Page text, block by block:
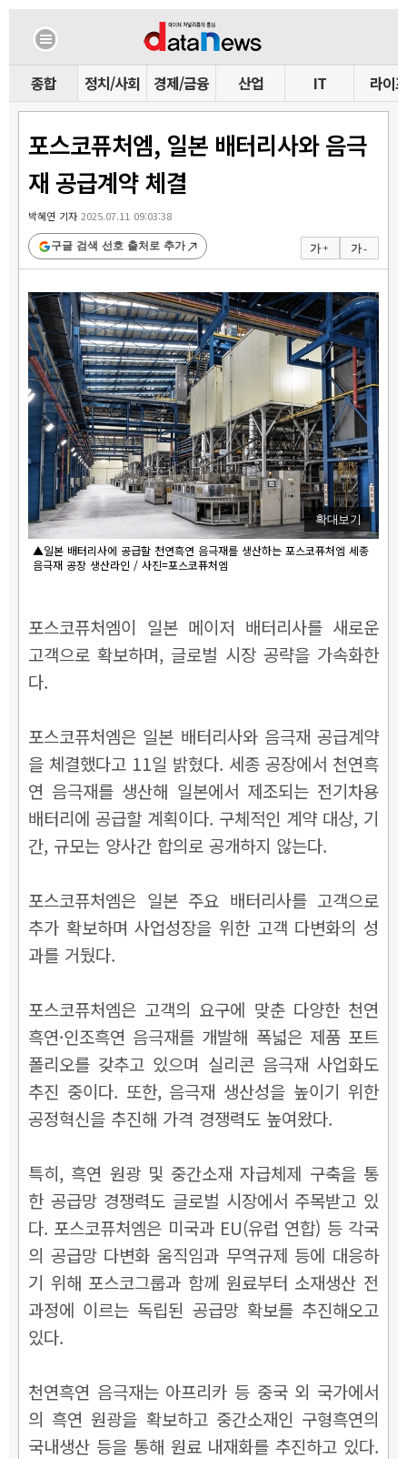
종합 정치/사회 경제/금융 산업 IT 라이프
포스코퓨처엠, 일본 배터리사와 음극
재 공급계약 체결
박혜연 기자2025.07.11 09:03:38
가 + 가 -
구글 검색 선호 출처로 추가
확대보기
▲일본 배터리사에 공급할 천연흑연 음극재를 생산하는 포스코퓨처엠 세종
음극재 공장 생산라인 / 사진=포스코퓨처엠
포스코퓨처엠이 일본 메이저 배터리사를 새로운
고객으로 확보하며, 글로벌 시장 공략을 가속화한
다.
포스코퓨처엠은 일본 배터리사와 음극재 공급계약
을 체결했다고 11일 밝혔다. 세종 공장에서 천연흑
연 음극재를 생산해 일본에서 제조되는 전기차용
배터리에 공급할 계획이다. 구체적인 계약 대상, 기
간, 규모는 양사간 합의로 공개하지 않는다.
포스코퓨처엠은 일본 주요 배터리사를 고객으로
추가 확보하며 사업성장을 위한 고객 다변화의 성
과를 거뒀다.
포스코퓨처엠은 고객의 요구에 맞춘 다양한 천연
흑연·인조흑연 음극재를 개발해 폭넓은 제품 포트
폴리오를 갖추고 있으며 실리콘 음극재 사업화도
추진 중이다. 또한, 음극재 생산성을 높이기 위한
공정혁신을 추진해 가격 경쟁력도 높여왔다.
특히, 흑연 원광 및 중간소재 자급체제 구축을 통
한 공급망 경쟁력도 글로벌 시장에서 주목받고 있
다. 포스코퓨처엠은 미국과 EU(유럽 연합) 등 각국
의 공급망 다변화 움직임과 무역규제 등에 대응하
기 위해 포스코그룹과 함께 원료부터 소재생산 전
과정에 이르는 독립된 공급망 확보를 추진해오고
있다.
천연흑연 음극재는 아프리카 등 중국 외 국가에서
의 흑연 원광을 확보하고 중간소재인 구형흑연의
국내생산 등을 통해 원료 내재화를 추진하고 있다.